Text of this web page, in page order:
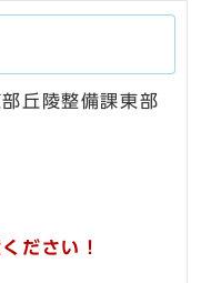
丘陵整備課東部
ださい！